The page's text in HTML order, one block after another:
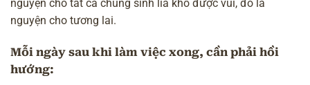
nguyện cho tất cả chúng sinh lìa khổ được vui, đó là
nguyện cho tương lai.
Mỗi ngày sau khi làm việc xong, cần phải hồi
hướng: